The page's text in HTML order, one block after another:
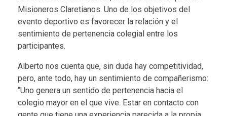
Misioneros Claretianos. Uno de los objetivos del
evento deportivo es favorecer la relación y el
sentimiento de pertenencia colegial entre los
participantes.
Alberto nos cuenta que, sin duda hay competitividad,
pero, ante todo, hay un sentimiento de compañerismo:
“Uno genera un sentido de pertenencia hacia el
colegio mayor en el que vive. Estar en contacto con